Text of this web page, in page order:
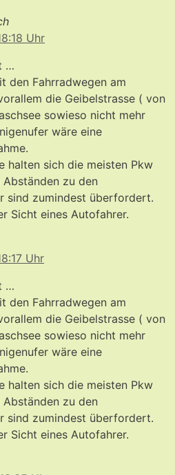
Uhr
…
den Fahrradwegen am
die Geibelstrasse ( von
sowieso nicht mehr
wäre eine
halten sich die meisten Pkw
zu den
sind zumindest überfordert.
Sicht eines Autofahrer.
Uhr
…
den Fahrradwegen am
die Geibelstrasse ( von
sowieso nicht mehr
wäre eine
halten sich die meisten Pkw
zu den
sind zumindest überfordert.
Sicht eines Autofahrer.